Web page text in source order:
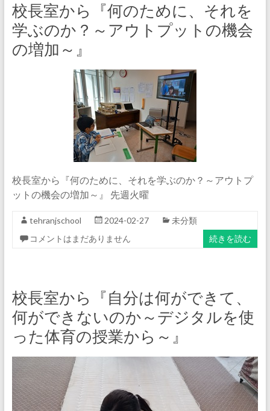
校長室から『何のために、それを
学ぶのか？～アウトプットの機会
の増加～』
校長室から『何のために、それを学ぶのか？～アウトプ
ットの機会の増加～』 先週火曜
tehranjschool 2024-02-27
未分類
コメントはまだありません
続きを読む
校長室から『自分は何ができて、
何ができないのか～デジタルを使
った体育の授業から～』